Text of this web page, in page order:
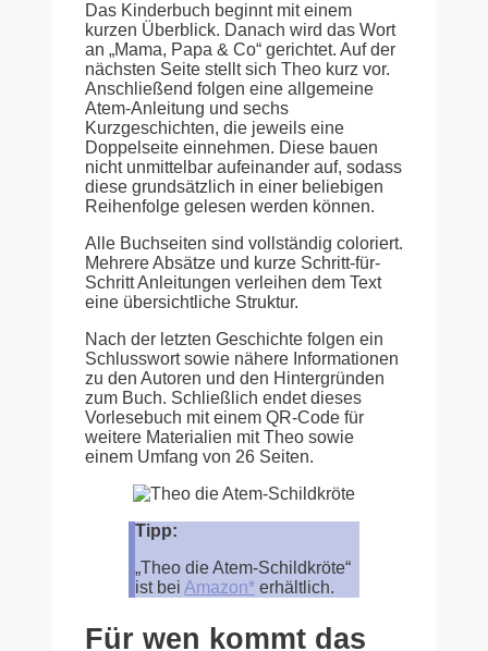
Das Kinderbuch beginnt mit einem
kurzen Überblick. Danach wird das Wort
an „Mama, Papa & Co“ gerichtet. Auf der
nächsten Seite stellt sich Theo kurz vor.
Anschließend folgen eine allgemeine
Atem-Anleitung und sechs
Kurzgeschichten, die jeweils eine
Doppelseite einnehmen. Diese bauen
nicht unmittelbar aufeinander auf, sodass
diese grundsätzlich in einer beliebigen
Reihenfolge gelesen werden können.
Alle Buchseiten sind vollständig coloriert.
Mehrere Absätze und kurze Schritt-für-
Schritt Anleitungen verleihen dem Text
eine übersichtliche Struktur.
Nach der letzten Geschichte folgen ein
Schlusswort sowie nähere Informationen
zu den Autoren und den Hintergründen
zum Buch. Schließlich endet dieses
Vorlesebuch mit einem QR-Code für
weitere Materialien mit Theo sowie
einem Umfang von 26 Seiten.
Tipp:
„Theo die Atem-Schildkröte“
ist bei Amazon* erhältlich.
Für wen kommt das